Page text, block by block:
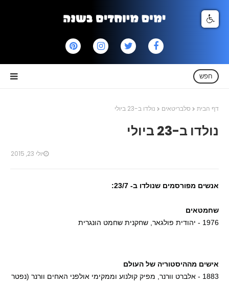
חפש
דף הבית סלבריטאים נולדו ב-23 ביולי
נולדו ב-23 ביולי
יולי 23, 2015
אנשים מפורסמים שנולדו ב- 23/7:
שחמטאים
1976 - יהודית פולגאר, שחקנית שחמט הונגרית
אישים מההיסטוריה של העולם
1883 - אלברט וורנר, מפיק קולנוע וממקימי אולפני האחים וורנר (נפטר